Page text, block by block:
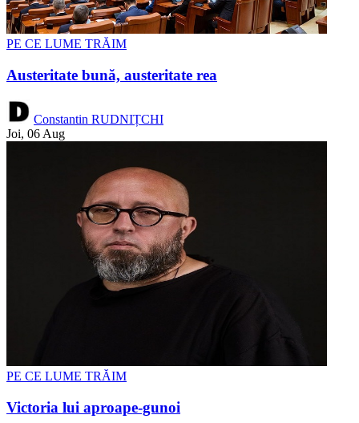
PE CE LUME TRĂIM
Austeritate bună, austeritate rea
Constantin RUDNIȚCHI
Joi, 06 Aug
PE CE LUME TRĂIM
Victoria lui aproape-gunoi